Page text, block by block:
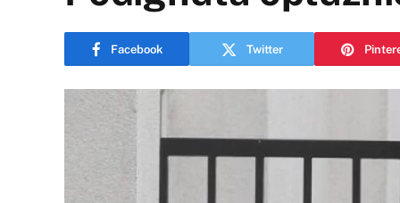
Facebook Twitter